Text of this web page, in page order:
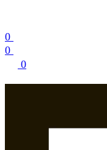
0
0
0